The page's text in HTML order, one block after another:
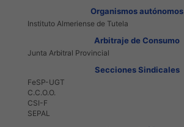
Organismos autónomos
Instituto Almeriense de Tutela
Arbitraje de Consumo
Junta Arbitral Provincial
Secciones Sindicales
FeSP-UGT
C.C.O.O.
CSI-F
SEPAL